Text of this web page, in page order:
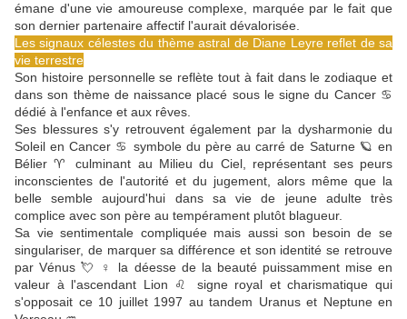
émane d'une vie amoureuse complexe, marquée par le fait que
son dernier partenaire affectif l'aurait dévalorisée.
Les signaux célestes du thème astral de Diane Leyre reflet de sa
vie terrestre
Son histoire personnelle se reflète tout à fait dans le zodiaque et
dans son thème de naissance placé sous le signe du Cancer ♋
dédié à l'enfance et aux rêves.
Ses blessures s'y retrouvent également par la dysharmonie du
Soleil en Cancer ♋ symbole du père au carré de Saturne 🪐 en
Bélier ♈ culminant au Milieu du Ciel, représentant ses peurs
inconscientes de l'autorité et du jugement, alors même que la
belle semble aujourd'hui dans sa vie de jeune adulte très
complice avec son père au tempérament plutôt blagueur.
Sa vie sentimentale compliquée mais aussi son besoin de se
singulariser, de marquer sa différence et son identité se retrouve
par Vénus 💘 ♀️ la déesse de la beauté puissamment mise en
valeur à l'ascendant Lion ♌ signe royal et charismatique qui
s'opposait ce 10 juillet 1997 au tandem Uranus et Neptune en